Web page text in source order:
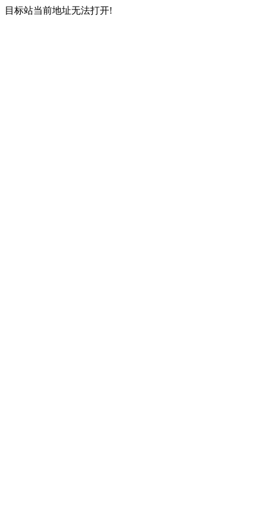
目标站当前地址无法打开!